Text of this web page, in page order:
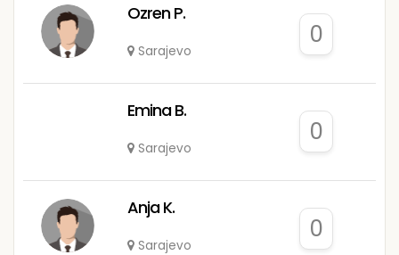
Ozren P.
Sarajevo
0
Emina B.
Sarajevo
0
Anja K.
Sarajevo
0